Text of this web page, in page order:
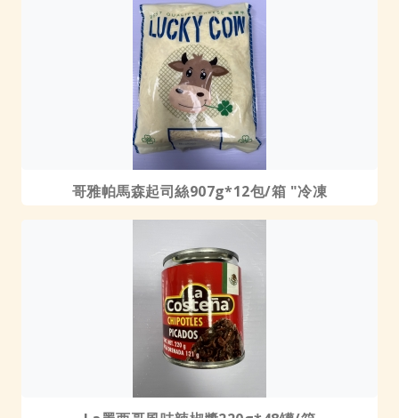
哥雅帕馬森起司絲907g*12包/箱 "冷凍